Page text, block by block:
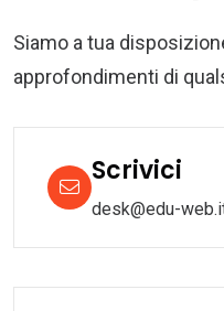
Siamo a tua
approfondimenti di
Scrivici
desk@edu-